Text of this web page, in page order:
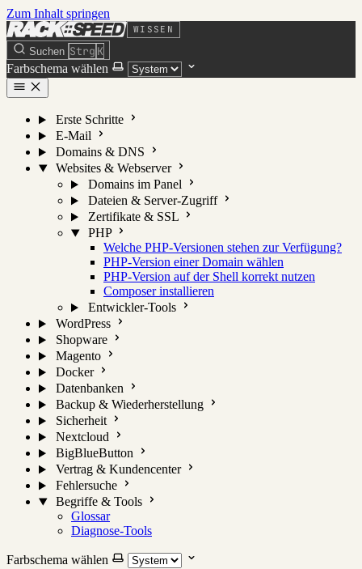
Zum Inhalt springen
WISSEN
Suchen Strg K
Farbschema wählen
Erste Schritte
E-Mail
Domains & DNS
Websites & Webserver
Domains im Panel
Dateien & Server-Zugriff
Zertifikate & SSL
PHP
Welche PHP-Versionen stehen zur Verfügung?
PHP-Version einer Domain wählen
PHP-Version auf der Shell korrekt nutzen
Composer installieren
Entwickler-Tools
WordPress
Shopware
Magento
Docker
Datenbanken
Backup & Wiederherstellung
Sicherheit
Nextcloud
BigBlueButton
Vertrag & Kundencenter
Fehlersuche
Begriffe & Tools
Glossar
Diagnose-Tools
Farbschema wählen